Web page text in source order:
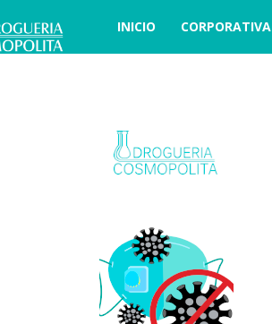
COSBLOG
INICIO CORPORATIVA